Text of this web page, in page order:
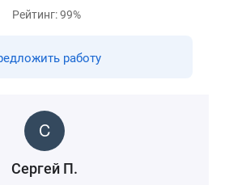
Рейтинг: 99%
работу
Cергей П.